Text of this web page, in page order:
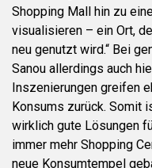
Shopping Mall hin zu
visualisieren – ein Ort,
neu genutzt wird.“ Bei
Sanou allerdings auch
Inszenierungen greifen
Konsums zurück. Somit
wirklich gute Lösungen
immer mehr Shopping
neue Konsumtempel